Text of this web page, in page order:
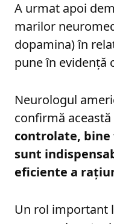
A urmat apoi
marilor
dopamina) în
pune în evidență
Neurologul
confirmă
controlate,
sunt
eficiente a
Un rol important